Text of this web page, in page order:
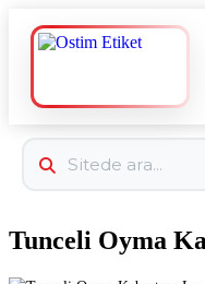
Tunceli Oyma